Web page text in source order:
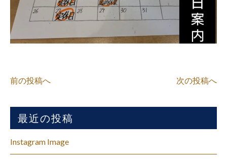
前の投稿へ 次の投稿へ
最近の投稿
Instagram Image